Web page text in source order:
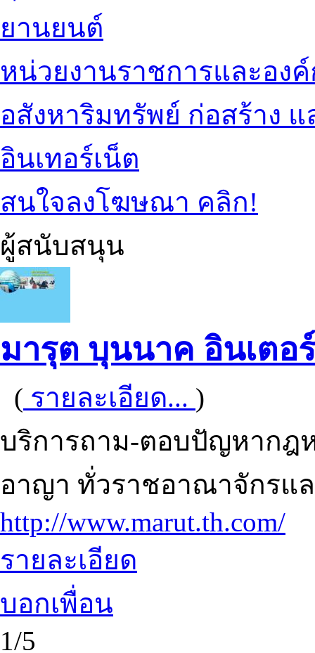
ยานยนต์
หน่วยงานราชการและอง
อสังหาริมทรัพย์ ก่อสร้าง
อินเทอร์เน็ต
สนใจลงโฆษณา คลิก!
ผู้สนับสนุน
มารุต บุนนาค อินเต
( รายละเอียด... )
บริการถาม-ตอบปัญหากฎ
อาญา ทั่วราชอาณาจักรแล
http://www.marut.th.com/
รายละเอียด
บอกเพื่อน
1/5